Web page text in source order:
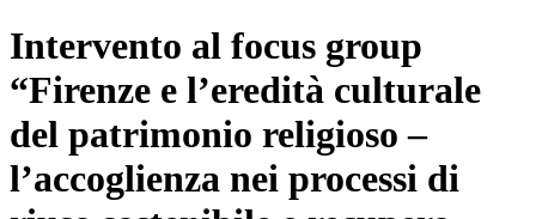
Intervento al focus group
“Firenze e l’eredità culturale
del patrimonio religioso –
l’accoglienza nei processi di